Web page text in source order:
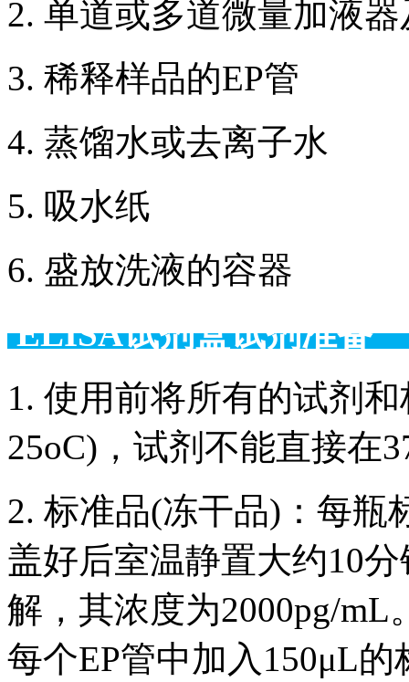
2. 单道或多道微量加液
3. 稀释样品的EP管
4. 蒸馏水或去离子水
5. 吸水纸
6. 盛放洗液的容器
ELISA试剂盒试剂准备
1. 使用前将所有的试剂
25oC)，试剂不能直接在
2. 标准品(冻干品)：每瓶
盖好后室温静置大约10
解，其浓度为2000pg/mL
每个EP管中加入150μL